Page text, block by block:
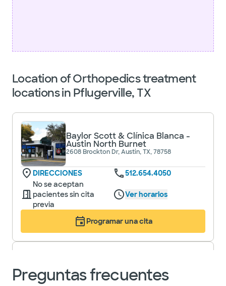
Location of Orthopedics treatment
locations in Pflugerville, TX
Baylor Scott & Clínica Blanca -
Austin North Burnet
2608 Brockton Dr, Austin, TX, 78758
DIRECCIONES
512.654.4050
No se aceptan
pacientes sin cita
previa
Ver horarios
Programar una cita
(Edificio 1)
2600 E Pflugerville Pkwy Edificio 1, Oficina
Preguntas frecuentes